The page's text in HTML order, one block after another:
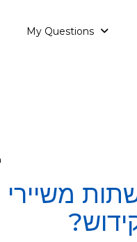
My Questions
משיירי